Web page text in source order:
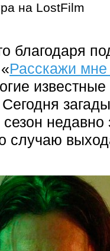
на LostFilm
благодаря
Расскажи мне
случаю